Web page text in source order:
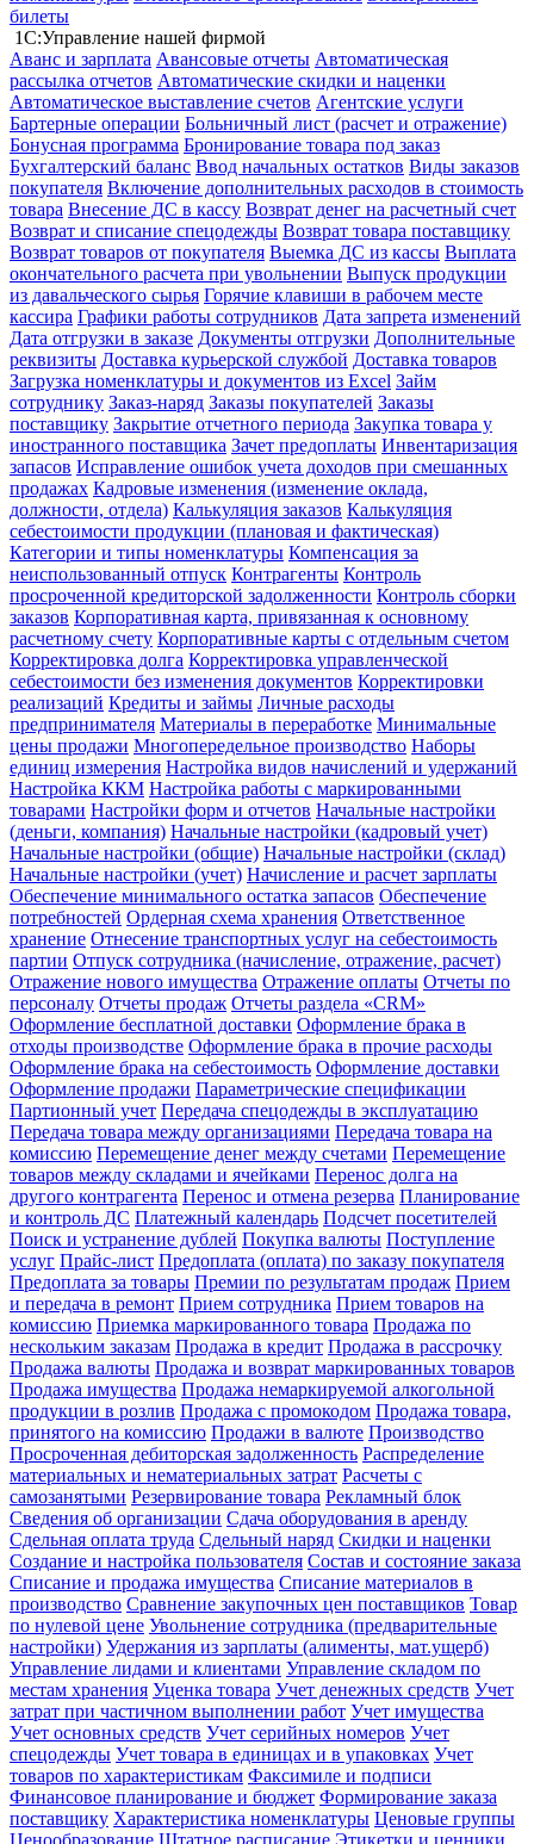
билеты
1С:Управление нашей фирмой
Аванс и зарплата Авансовые отчеты Автоматическая
рассылка отчетов Автоматические скидки и наценки
Автоматическое выставление счетов Агентские услуги
Бартерные операции Больничный лист (расчет и отражение)
Бонусная программа Бронирование товара под заказ
Бухгалтерский баланс Ввод начальных остатков Виды заказов
покупателя Включение дополнительных расходов в стоимость
товара Внесение ДС в кассу Возврат денег на расчетный счет
Возврат и списание спецодежды Возврат товара поставщику
Возврат товаров от покупателя Выемка ДС из кассы Выплата
окончательного расчета при увольнении Выпуск продукции
из давальческого сырья Горячие клавиши в рабочем месте
кассира Графики работы сотрудников Дата запрета изменений
Дата отгрузки в заказе Документы отгрузки Дополнительные
реквизиты Доставка курьерской службой Доставка товаров
Загрузка номенклатуры и документов из Excel Займ
сотруднику Заказ-наряд Заказы покупателей Заказы
поставщику Закрытие отчетного периода Закупка товара у
иностранного поставщика Зачет предоплаты Инвентаризация
запасов Исправление ошибок учета доходов при смешанных
продажах Кадровые изменения (изменение оклада,
должности, отдела) Калькуляция заказов Калькуляция
себестоимости продукции (плановая и фактическая)
Категории и типы номенклатуры Компенсация за
неиспользованный отпуск Контрагенты Контроль
просроченной кредиторской задолженности Контроль сборки
заказов Корпоративная карта, привязанная к основному
расчетному счету Корпоративные карты с отдельным счетом
Корректировка долга Корректировка управленческой
себестоимости без изменения документов Корректировки
реализаций Кредиты и займы Личные расходы
предпринимателя Материалы в переработке Минимальные
цены продажи Многопередельное производство Наборы
единиц измерения Настройка видов начислений и удержаний
Настройка ККМ Настройка работы с маркированными
товарами Настройки форм и отчетов Начальные настройки
(деньги, компания) Начальные настройки (кадровый учет)
Начальные настройки (общие) Начальные настройки (склад)
Начальные настройки (учет) Начисление и расчет зарплаты
Обеспечение минимального остатка запасов Обеспечение
потребностей Ордерная схема хранения Ответственное
хранение Отнесение транспортных услуг на себестоимость
партии Отпуск сотрудника (начисление, отражение, расчет)
Отражение нового имущества Отражение оплаты Отчеты по
персоналу Отчеты продаж Отчеты раздела «CRM»
Оформление бесплатной доставки Оформление брака в
отходы производстве Оформление брака в прочие расходы
Оформление брака на себестоимость Оформление доставки
Оформление продажи Параметрические спецификации
Партионный учет Передача спецодежды в эксплуатацию
Передача товара между организациями Передача товара на
комиссию Перемещение денег между счетами Перемещение
товаров между складами и ячейками Перенос долга на
другого контрагента Перенос и отмена резерва Планирование
и контроль ДС Платежный календарь Подсчет посетителей
Поиск и устранение дублей Покупка валюты Поступление
услуг Прайс-лист Предоплата (оплата) по заказу покупателя
Предоплата за товары Премии по результатам продаж Прием
и передача в ремонт Прием сотрудника Прием товаров на
комиссию Приемка маркированного товара Продажа по
нескольким заказам Продажа в кредит Продажа в рассрочку
Продажа валюты Продажа и возврат маркированных товаров
Продажа имущества Продажа немаркируемой алкогольной
продукции в розлив Продажа с промокодом Продажа товара,
принятого на комиссию Продажи в валюте Производство
Просроченная дебиторская задолженность Распределение
материальных и нематериальных затрат Расчеты с
самозанятыми Резервирование товара Рекламный блок
Сведения об организации Сдача оборудования в аренду
Сдельная оплата труда Сдельный наряд Скидки и наценки
Создание и настройка пользователя Состав и состояние заказа
Списание и продажа имущества Списание материалов в
производство Сравнение закупочных цен поставщиков Товар
по нулевой цене Увольнение сотрудника (предварительные
настройки) Удержания из зарплаты (алименты, мат.ущерб)
Управление лидами и клиентами Управление складом по
местам хранения Уценка товара Учет денежных средств Учет
затрат при частичном выполнении работ Учет имущества
Учет основных средств Учет серийных номеров Учет
спецодежды Учет товара в единицах и в упаковках Учет
товаров по характеристикам Факсимиле и подписи
Финансовое планирование и бюджет Формирование заказа
поставщику Характеристика номенклатуры Ценовые группы
Ценообразование Штатное расписание Этикетки и ценники